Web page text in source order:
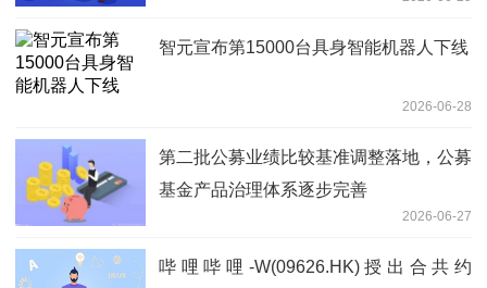
智元宣布第15000台具身智能机器人下线
2026-06-28
第二批公募业绩比较基准调整落地，公募
基金产品治理体系逐步完善
2026-06-27
哔哩哔哩-W(09626.HK)授出合共约